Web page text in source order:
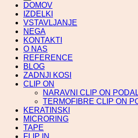
DOMOV
IZDELKI
VSTAVLJANJE
NEGA
KONTAKTI
O NAS
REFERENCE
BLOG
ZADNJI KOSI
CLIP ON
NARAVNI CLIP ON
TERMOFIBRE CLIP ON
KERATINSKI
MICRORING
TAPE
FLIP IN